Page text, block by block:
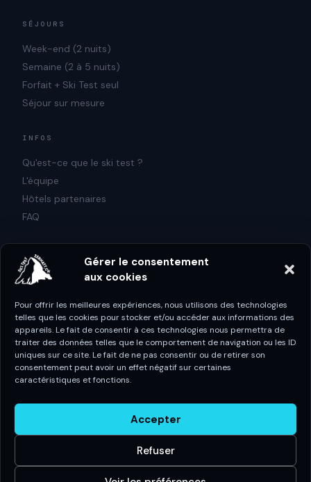
Gérer le consentement
aux cookies
Pour offrir les meilleures expériences, nous utilisons des technologies
telles que les cookies pour stocker et/ou accéder aux informations des
appareils. Le fait de consentir à ces technologies nous permettra de
traiter des données telles que le comportement de navigation ou les ID
uniques sur ce site. Le fait de ne pas consentir ou de retirer son
consentement peut avoir un effet négatif sur certaines
caractéristiques et fonctions.
Accepter
Refuser
SÉJOURS
Week-end (2 nuits)
Semaine (2 à 5 nuits)
Forfait + Ski Test seul
Séjour sur mesure
INFOS
Qu'est-ce que le ski test ?
L'équipe
Hôtels partenaires
FAQ
info@skitestzermatt.ch
Spirit Evasion
Route des Paccots 238
1619 Les Paccots
© SPIRIT EVASION · SKI TEST ZERMATT
CGV
ANNULATION & REMBOURSEMENT
CONDITIONS DE PARTICIPATION
COOKIES
MENTIONS LÉGALES AVIS LÉGAL